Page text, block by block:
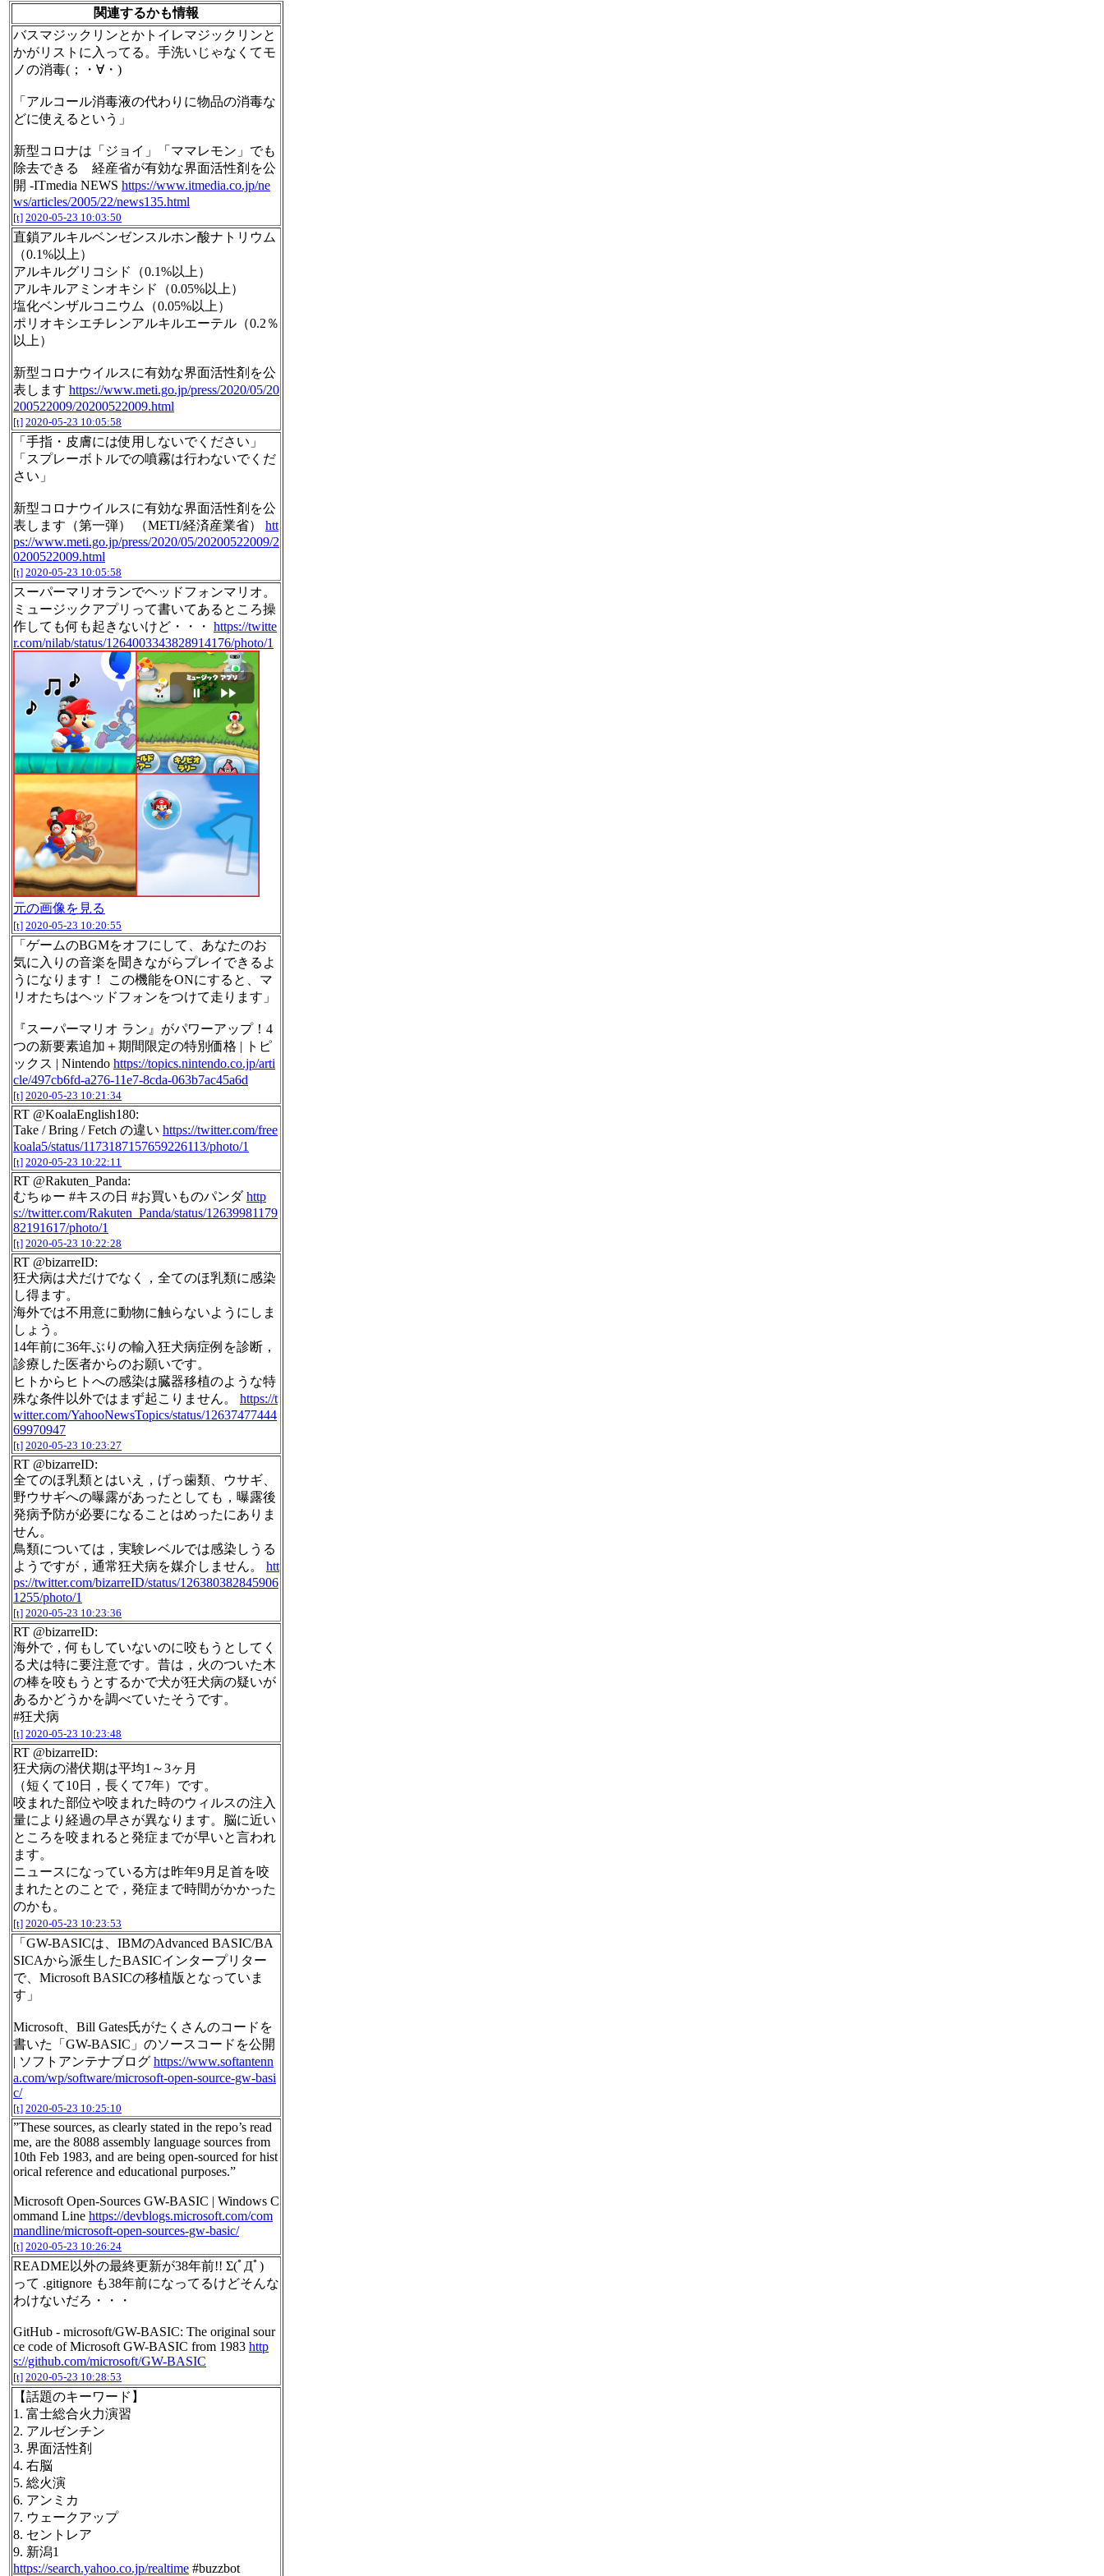
関連するかも情報
バスマジックリンとかトイレマジックリンと
かがリストに入ってる。手洗いじゃなくてモ
ノの消毒(；・∀・)
「アルコール消毒液の代わりに物品の消毒な
どに使えるという」
新型コロナは「ジョイ」「ママレモン」でも
除去できる 経産省が有効な界面活性剤を公
開 -ITmedia NEWS https://www.itmedia.co.jp/ne
ws/articles/2005/22/news135.html
[t] 2020-05-23 10:03:50
直鎖アルキルベンゼンスルホン酸ナトリウム
（0.1%以上）
アルキルグリコシド（0.1%以上）
アルキルアミンオキシド（0.05%以上）
塩化ベンザルコニウム（0.05%以上）
ポリオキシエチレンアルキルエーテル（0.2％
以上）
新型コロナウイルスに有効な界面活性剤を公
表します https://www.meti.go.jp/press/2020/05/20
200522009/20200522009.html
[t] 2020-05-23 10:05:58
「手指・皮膚には使用しないでください」
「スプレーボトルでの噴霧は行わないでくだ
さい」
新型コロナウイルスに有効な界面活性剤を公
表します（第一弾） （METI/経済産業省） htt
ps://www.meti.go.jp/press/2020/05/20200522009/2
0200522009.html
[t] 2020-05-23 10:05:58
スーパーマリオランでヘッドフォンマリオ。
ミュージックアプリって書いてあるところ操
作しても何も起きないけど・・・ https://twitte
r.com/nilab/status/1264003343828914176/photo/1
元の画像を見る
[t] 2020-05-23 10:20:55
「ゲームのBGMをオフにして、あなたのお
気に入りの音楽を聞きながらプレイできるよ
うになります！ この機能をONにすると、マ
リオたちはヘッドフォンをつけて走ります」
『スーパーマリオ ラン』がパワーアップ！4
つの新要素追加＋期間限定の特別価格 | トピ
ックス | Nintendo https://topics.nintendo.co.jp/arti
cle/497cb6fd-a276-11e7-8cda-063b7ac45a6d
[t] 2020-05-23 10:21:34
RT @KoalaEnglish180:
Take / Bring / Fetch の違い https://twitter.com/free
koala5/status/1173187157659226113/photo/1
[t] 2020-05-23 10:22:11
RT @Rakuten_Panda:
むちゅー #キスの日 #お買いものパンダhttp
s://twitter.com/Rakuten_Panda/status/12639981179
82191617/photo/1
[t] 2020-05-23 10:22:28
RT @bizarreID:
狂犬病は犬だけでなく，全てのほ乳類に感染
し得ます。
海外では不用意に動物に触らないようにしま
しょう。
14年前に36年ぶりの輸入狂犬病症例を診断，
診療した医者からのお願いです。
ヒトからヒトへの感染は臓器移植のような特
殊な条件以外ではまず起こりません。 https://t
witter.com/YahooNewsTopics/status/12637477444
69970947
[t] 2020-05-23 10:23:27
RT @bizarreID:
全てのほ乳類とはいえ，げっ歯類、ウサギ、
野ウサギへの曝露があったとしても，曝露後
発病予防が必要になることはめったにありま
せん。
鳥類については，実験レベルでは感染しうる
ようですが，通常狂犬病を媒介しません。 htt
ps://twitter.com/bizarreID/status/126380382845906
1255/photo/1
[t] 2020-05-23 10:23:36
RT @bizarreID:
海外で，何もしていないのに咬もうとしてく
る犬は特に要注意です。昔は，火のついた木
の棒を咬もうとするかで犬が狂犬病の疑いが
あるかどうかを調べていたそうです。
#狂犬病
[t] 2020-05-23 10:23:48
RT @bizarreID:
狂犬病の潜伏期は平均1～3ヶ月
（短くて10日，長くて7年）です。
咬まれた部位や咬まれた時のウィルスの注入
量により経過の早さが異なります。脳に近い
ところを咬まれると発症までが早いと言われ
ます。
ニュースになっている方は昨年9月足首を咬
まれたとのことで，発症まで時間がかかった
のかも。
[t] 2020-05-23 10:23:53
「GW-BASICは、IBMのAdvanced BASIC/BA
SICAから派生したBASICインタープリター
で、Microsoft BASICの移植版となっていま
す」
Microsoft、Bill Gates氏がたくさんのコードを
書いた「GW-BASIC」のソースコードを公開
| ソフトアンテナブログ https://www.softantenn
a.com/wp/software/microsoft-open-source-gw-basi
c/
[t] 2020-05-23 10:25:10
”These sources, as clearly stated in the repo’s read
me, are the 8088 assembly language sources from
10th Feb 1983, and are being open-sourced for hist
orical reference and educational purposes.”
Microsoft Open-Sources GW-BASIC | Windows C
ommand Line https://devblogs.microsoft.com/com
mandline/microsoft-open-sources-gw-basic/
[t] 2020-05-23 10:26:24
README以外の最終更新が38年前!! Σ(ﾟДﾟ)
って .gitignore も38年前になってるけどそんな
わけないだろ・・・
GitHub - microsoft/GW-BASIC: The original sour
ce code of Microsoft GW-BASIC from 1983 http
s://github.com/microsoft/GW-BASIC
[t] 2020-05-23 10:28:53
【話題のキーワード】
1. 富士総合火力演習
2. アルゼンチン
3. 界面活性剤
4. 右脳
5. 総火演
6. アンミカ
7. ウェークアップ
8. セントレア
9. 新潟1
https://search.yahoo.co.jp/realtime #buzzbot